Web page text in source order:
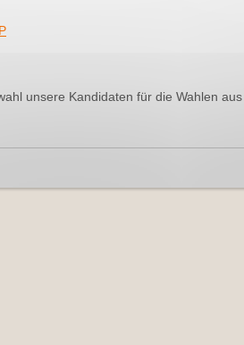
unsere Kandidaten für die Wahlen aus